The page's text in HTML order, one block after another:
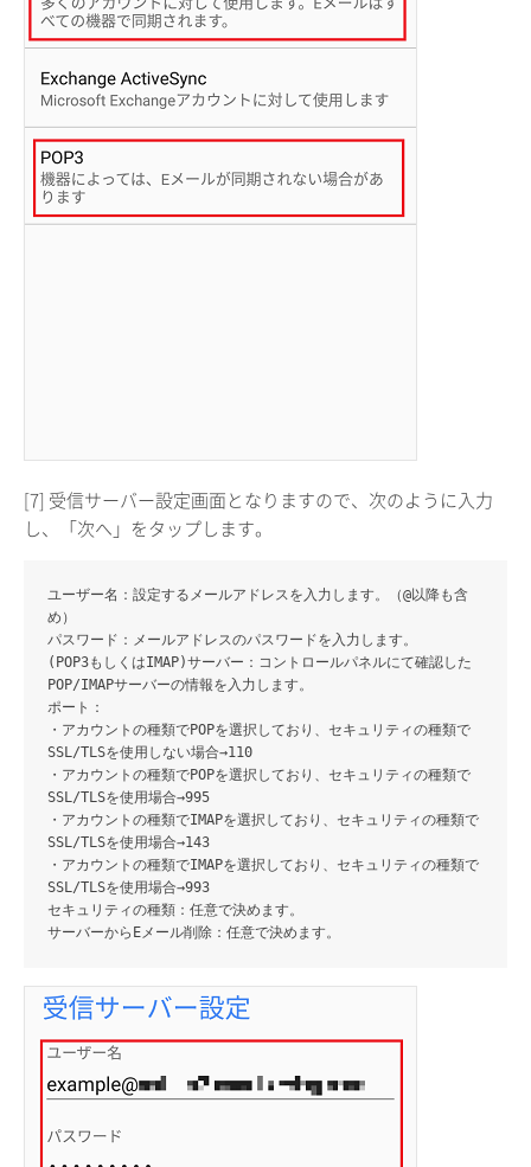
[7] 受信サーバー設定画面となりますので、次のように入力
し、「次へ」をタップします。
ユーザー名 ：設定するメールアドレスを入力します。（@以降も含
め）
パスワード ：メールアドレスのパスワードを入力します。
(POP3もしくはIMAP)サーバー ：コントロールパネルにて確認した
POP/IMAPサーバーの情報を入力します。
ポート ：
・アカウントの種類でPOPを選択しており、セキュリティの種類で
SSL/TLSを使用しない場合→110
・アカウントの種類でPOPを選択しており、セキュリティの種類で
SSL/TLSを使用場合→995
・アカウントの種類でIMAPを選択しており、セキュリティの種類で
SSL/TLSを使用場合→143
・アカウントの種類でIMAPを選択しており、セキュリティの種類で
SSL/TLSを使用場合→993
セキュリティの種類 ：任意で決めます。
サーバーからEメール削除 ：任意で決めます。